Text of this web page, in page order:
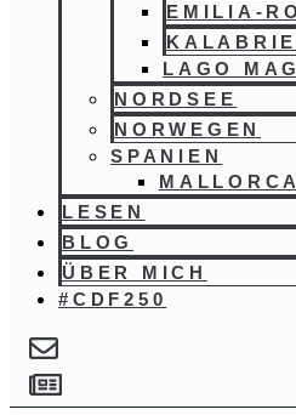
EMILIA-
LAGO
NORDSEE
NORWEGEN
SPANIEN
MALLORCA
LESEN
BLOG
ÜBER MICH
#CDF250